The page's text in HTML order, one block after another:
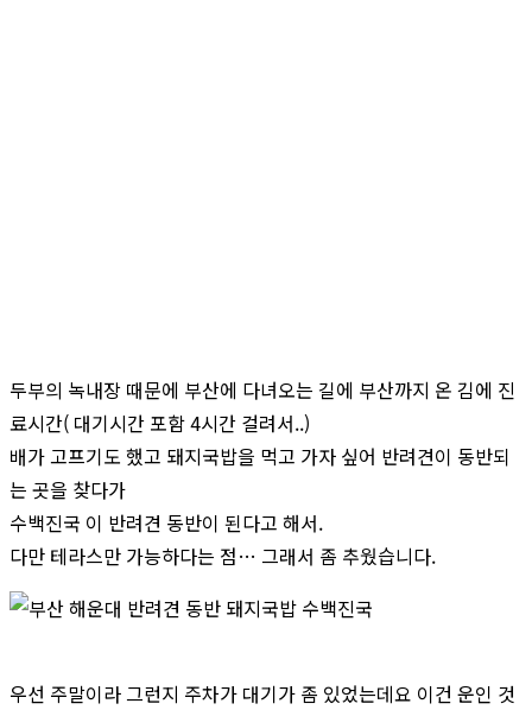
두부의 녹내장 때문에 부산에 다녀오는 길에 부산까지 온 김에 진
료시간( 대기시간 포함 4시간 걸려서..)
배가 고프기도 했고 돼지국밥을 먹고 가자 싶어 반려견이 동반되
는 곳을 찾다가
수백진국 이 반려견 동반이 된다고 해서.
다만 테라스만 가능하다는 점… 그래서 좀 추웠습니다.
우선 주말이라 그런지 주차가 대기가 좀 있었는데요 이건 운인 것